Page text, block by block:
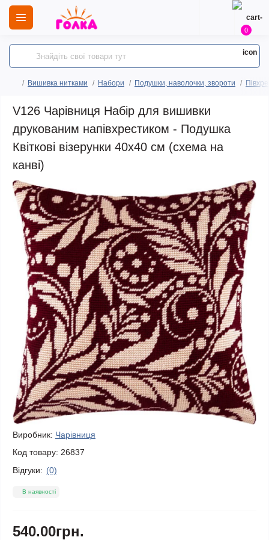
0
Вишивка нитками Набори Подушки, наволочки, звороти
V126 Чарівниця Набір для вишивки
друкованим напівхрестиком - Подушка
Квіткові візерунки 40x40 см (схема на
канві)
Виробник: Чарівниця
Код товару: 26837
Відгуки: (0)
В наявності
540.00грн.